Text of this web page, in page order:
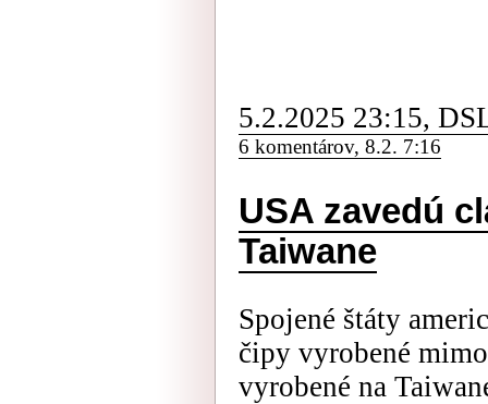
5.2.2025 23:15,
6 komentárov, 8.2. 7:16
USA zavedú
Taiwane
Spojené štáty
čipy vyrobené
vyrobené na